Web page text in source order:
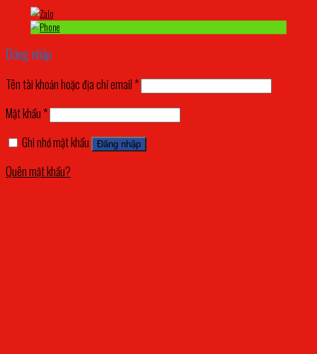
Đăng nhập
Tên tài khoản hoặc địa chỉ email *
Mật khẩu *
Ghi nhớ mật khẩu
Đăng nhập
Quên mật khẩu?